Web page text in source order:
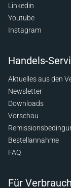
Linkedin
Youtube
Instagram
Handels-
Aktuelles aus den
Newsletter
Downloads
Vorschau
Bestellannahme
FAQ
Für